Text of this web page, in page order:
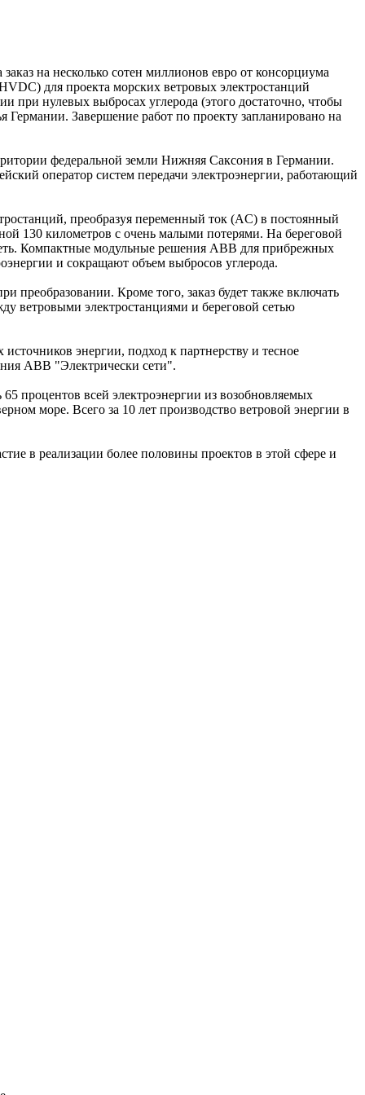
на несколько сотен миллионов евро от консорциума
для проекта морских ветровых электростанций
при нулевых выбросах углерода (этого достаточно, чтобы
Завершение работ по проекту запланировано на
федеральной земли Нижняя Саксония в Германии.
оператор систем передачи электроэнергии, работающий
преобразуя переменный ток (AC) в постоянный
130 километров с очень малыми потерями. На береговой
Компактные модульные решения ABB для прибрежных
и сокращают объем выбросов углерода.
Кроме того, заказ будет также включать
ветровыми электростанциями и береговой сетью
энергии, подход к партнерству и тесное
ABB "Электрически сети".
процентов всей электроэнергии из возобновляемых
море. Всего за 10 лет производство ветровой энергии в
в реализации более половины проектов в этой сфере и